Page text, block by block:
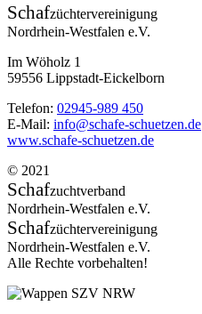
Schafzüchtervereinigung
Nordrhein-Westfalen e.V.
Im Wöholz 1
59556 Lippstadt-Eickelborn
Telefon: 02945-989 450
E-Mail: info@schafe-schuetzen.de
www.schafe-schuetzen.de
© 2021
Schafzuchtverband
Nordrhein-Westfalen e.V.
Schafzüchtervereinigung
Nordrhein-Westfalen e.V.
Alle Rechte vorbehalten!